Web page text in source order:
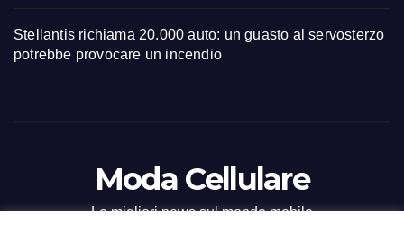
Stellantis richiama 20.000 auto: un guasto al servosterzo
potrebbe provocare un incendio
Moda Cellulare
Le migliori news sul mondo mobile